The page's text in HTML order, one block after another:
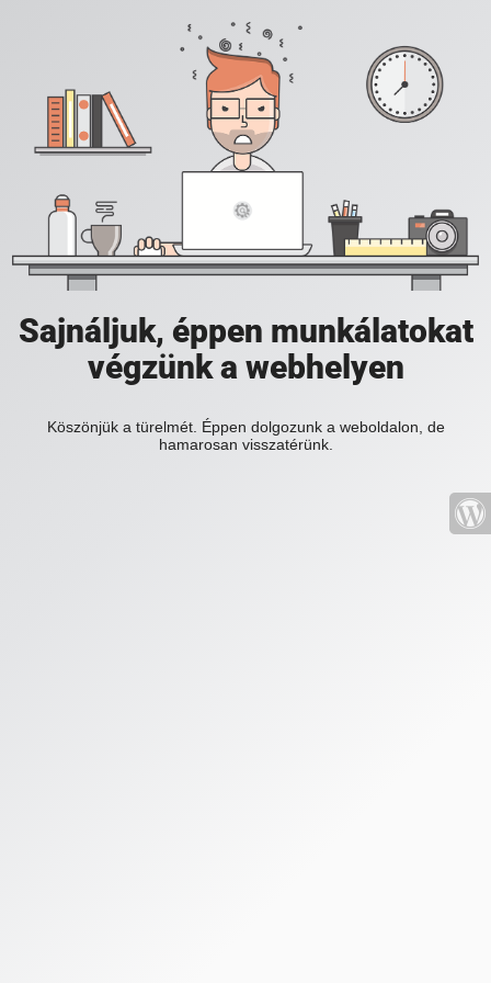
Sajnáljuk, éppen munkálatokat
végzünk a webhelyen
Köszönjük a türelmét. Éppen dolgozunk a weboldalon, de
hamarosan visszatérünk.